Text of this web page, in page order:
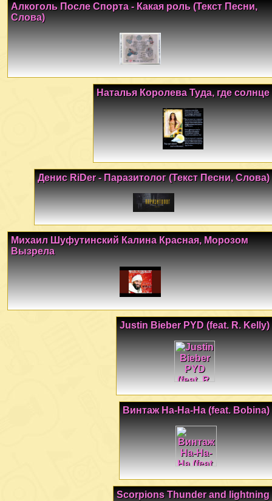
Алкоголь После Спорта - Какая роль (Текст Песни,
Слова)
Наталья Королева Туда, где солнце
Денис RiDer - Паразитолог (Текст Песни, Слова)
Михаил Шуфутинский Калина Красная, Морозом
Вызрела
Justin Bieber PYD (feat. R. Kelly)
Винтаж На-На-На (feat. Bobina)
Scorpions Thunder and lightning